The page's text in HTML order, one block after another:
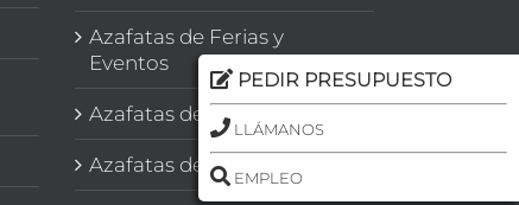
Azafatas de Ferias y
Eventos
Azafatas de Congresos
Azafatas de Imagen
PEDIR PRESUPUESTO
LLÁMANOS
EMPLEO